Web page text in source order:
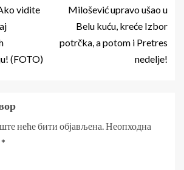
vidite
(FOTO)
Milošević upravo ušao u
Belu kuću, kreće Izbor
potrčka, a potom i Pretres
nedelje!
неће бити објављена.Неопходна
*